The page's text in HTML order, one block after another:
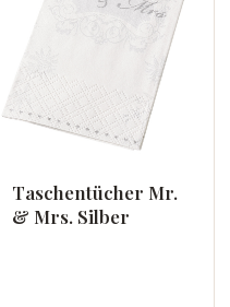
Taschentücher Mr.
& Mrs. Silber